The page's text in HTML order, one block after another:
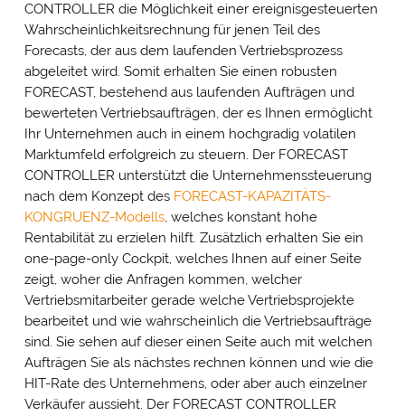
CONTROLLER die Möglichkeit einer ereignisgesteuerten
Wahrscheinlichkeitsrechnung für jenen Teil des
Forecasts, der aus dem laufenden Vertriebsprozess
abgeleitet wird. Somit erhalten Sie einen robusten
FORECAST, bestehend aus laufenden Aufträgen und
bewerteten Vertriebsaufträgen, der es Ihnen ermöglicht
Ihr Unternehmen auch in einem hochgradig volatilen
Marktumfeld erfolgreich zu steuern. Der FORECAST
CONTROLLER unterstützt die Unternehmenssteuerung
nach dem Konzept des FORECAST-KAPAZITÄTS-
KONGRUENZ-Modells, welches konstant hohe
Rentabilität zu erzielen hilft. Zusätzlich erhalten Sie ein
one-page-only Cockpit, welches Ihnen auf einer Seite
zeigt, woher die Anfragen kommen, welcher
Vertriebsmitarbeiter gerade welche Vertriebsprojekte
bearbeitet und wie wahrscheinlich die Vertriebsaufträge
sind. Sie sehen auf dieser einen Seite auch mit welchen
Aufträgen Sie als nächstes rechnen können und wie die
HIT-Rate des Unternehmens, oder aber auch einzelner
Verkäufer aussieht. Der FORECAST CONTROLLER